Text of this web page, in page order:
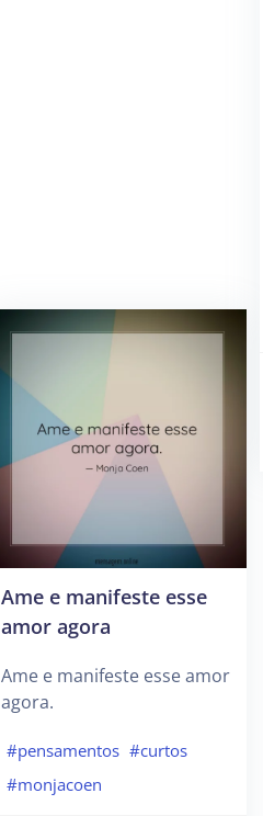
Ame e manifeste esse
amor agora
Ame e manifeste esse amor
agora.
#pensamentos #curtos
#monjacoen